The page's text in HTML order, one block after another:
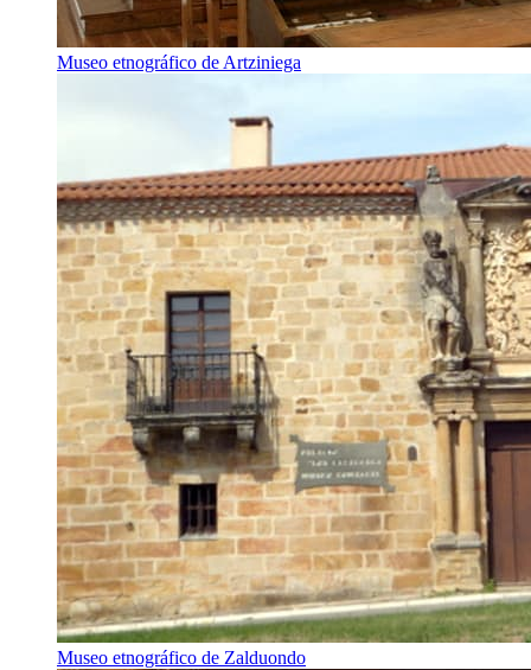
Museo etnográfico de Artziniega
Museo etnográfico de Zalduondo